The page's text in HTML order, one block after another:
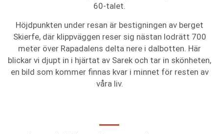
60-talet.
Höjdpunkten under resan är bestigningen av berget
Skierfe, där klippväggen reser sig nästan lodrätt 700
meter över Rapadalens delta nere i dalbotten. Här
blickar vi djupt in i hjärtat av Sarek och tar in skönheten,
en bild som kommer finnas kvar i minnet för resten av
våra liv.